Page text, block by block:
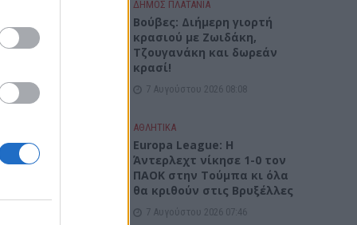
ΔΉΜΟΣ ΠΛΑΤΑΝΙΆ
Βούβες: Διήμερη γιορτή
κρασιού με Ζωιδάκη,
Τζουγανάκη και δωρεάν
κρασί!
7 Αυγούστου 2026 08:08
ΑΘΛΗΤΙΚΑ
Europa League: Η
Άντερλεχτ νίκησε 1-0 τον
ΠΑΟΚ στην Τούμπα κι όλα
θα κριθούν στις Βρυξέλλες
7 Αυγούστου 2026 07:46